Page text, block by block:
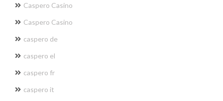
Caspero Casino
Caspero Casino
caspero de
caspero el
caspero fr
caspero it